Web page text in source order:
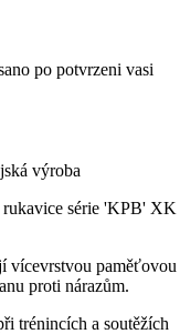
po potvrzeni vasi
výroba
rukavice série 'KPB' XK
vícevrstvou paměťovou
proti nárazům.
trénincích a soutěžích